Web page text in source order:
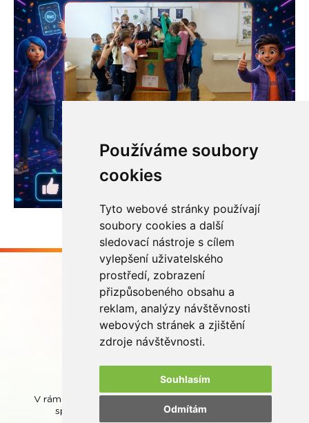
Používáme soubory
cookies
Tyto webové stránky používají
soubory cookies a další
sledovací nástroje s cílem
vylepšení uživatelského
prostředí, zobrazení
přizpůsobeného obsahu a
reklam, analýzy návštěvnosti
webových stránek a zjištění
zdroje návštěvnosti.
Souhlasím
Odmítám
Buďme ve spojení
V rámci zpětného odběru odpadních přenosných baterií
spolupracujeme se společnostíREMA Battery